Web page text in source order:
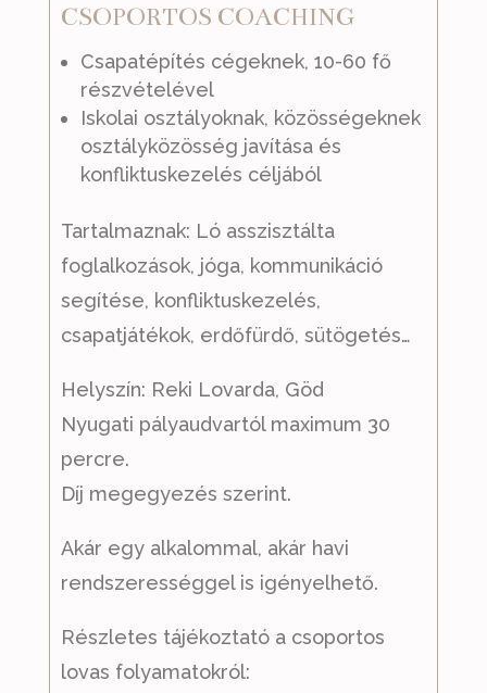
CSOPORTOS COACHING
Csapatépítés cégeknek, 10-60 fő
részvételével
Iskolai osztályoknak, közösségeknek
osztályközösség javítása és
konfliktuskezelés céljából
Tartalmaznak: Ló asszisztálta
foglalkozások, jóga, kommunikáció
segítése, konfliktuskezelés,
csapatjátékok, erdőfürdő, sütögetés…
Helyszín: Reki Lovarda, Göd
Nyugati pályaudvartól maximum 30
percre.
Díj megegyezés szerint.
Akár egy alkalommal, akár havi
rendszerességgel is igényelhető.
Részletes tájékoztató a csoportos
lovas folyamatokról: